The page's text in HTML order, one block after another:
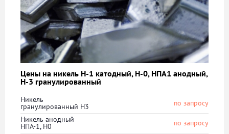
Цены на никель Н-1 катодный, Н-0, НПА1 анодный,
Н-3 гранулированный
Никель
гранулированный Н3
по запросу
Никель анодный
НПА-1, Н0
по запросу